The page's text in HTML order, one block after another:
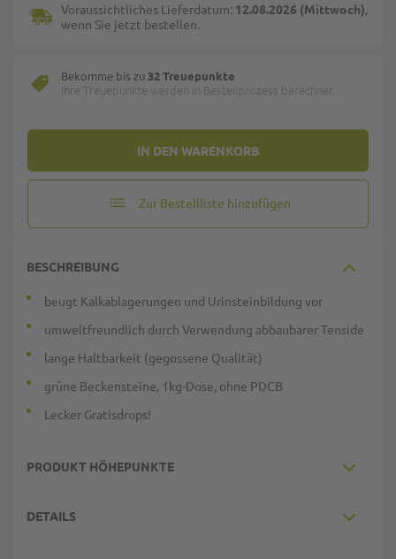
IN DEN WARENKORB
Voraussichtliches Lieferdatum: 12.08.2026 (Mittwoch),
wenn Sie jetzt bestellen.
Bekomme bis zu 32 Treuepunkte
Ihre Treuepunkte werden in Bestellprozess berechnet.
Zur Bestellliste hinzufügen
BESCHREIBUNG
beugt Kalkablagerungen und Urinsteinbildung vor
umweltfreundlich durch Verwendung abbaubarer Tenside
lange Haltbarkeit (gegossene Qualität)
grüne Beckensteine, 1kg-Dose, ohne PDCB
Lecker Gratisdrops!
PRODUKT HÖHEPUNKTE
DETAILS